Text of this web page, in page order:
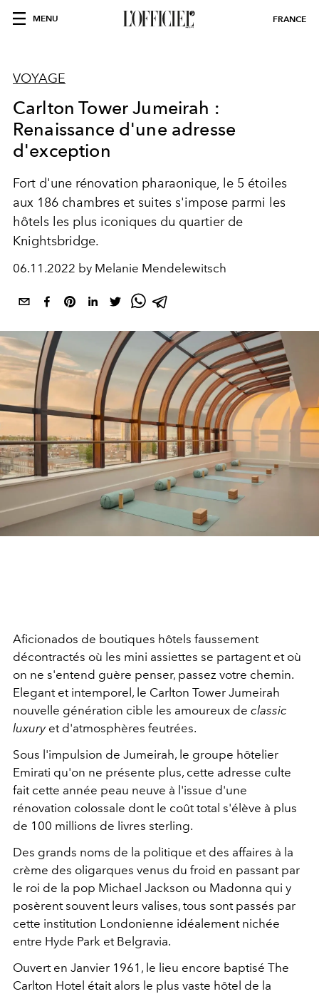
MENU FRANCE
VOYAGE
Carlton Tower Jumeirah :
Renaissance d'une adresse
d'exception
Fort d'une rénovation pharaonique, le 5 étoiles
aux 186 chambres et suites s'impose parmi les
hôtels les plus iconiques du quartier de
Knightsbridge.
06.11.2022 by Melanie Mendelewitsch
Aficionados de boutiques hôtels faussement
décontractés où les mini assiettes se partagent et où
on ne s'entend guère penser, passez votre chemin.
Elegant et intemporel, le Carlton Tower Jumeirah
nouvelle génération cible les amoureux de classic
luxury et d'atmosphères feutrées.
Sous l'impulsion de Jumeirah, le groupe hôtelier
Emirati qu'on ne présente plus, cette adresse culte
fait cette année peau neuve à l'issue d'une
rénovation colossale dont le coût total s'élève à plus
de 100 millions de livres sterling.
Des grands noms de la politique et des affaires à la
crème des oligarques venus du froid en passant par
le roi de la pop Michael Jackson ou Madonna qui y
posèrent souvent leurs valises, tous sont passés par
cette institution Londonienne idéalement nichée
entre Hyde Park et Belgravia.
Ouvert en Janvier 1961, le lieu encore baptisé The
Carlton Hotel était alors le plus vaste hôtel de la